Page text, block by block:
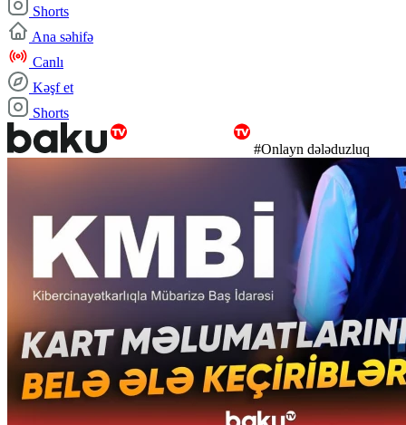
Shorts
Ana səhifə
Canlı
Kəşf et
Shorts
#Onlayn dələduzluq